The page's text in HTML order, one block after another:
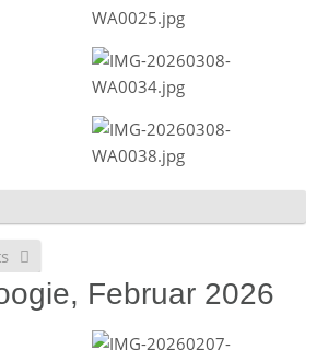
Februar 2026